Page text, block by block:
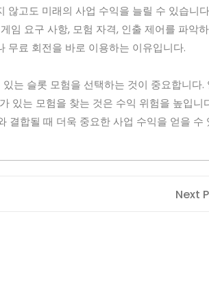
않고도 미래의 사업 수익을 늘릴 수 있습니
임 요구 사항, 모험 자격, 인출 제어를 파악
무료 회전을 바로 이용하는 이유입니다.
는 슬롯 모험을 선택하는 것이 중요합니다.
있는 모험을 찾는 것은 수익 위험을 높입니
결합될 때 더욱 중요한 사업 수익을 얻을 수
Next